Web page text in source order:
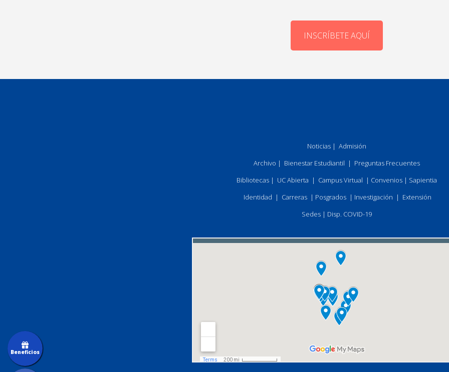
INSCRÍBETE AQUÍ
Noticias| Admisión
Archivo | Bienestar Estudiantil | Preguntas Frecuentes
Bibliotecas| UC Abierta | Campus Virtual | Convenios| Sapientia
Identidad | Carreras| Posgrados| Investigación | Extensión
Sedes| Disp. COVID-19
Beneficios